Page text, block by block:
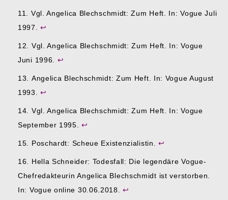
Vgl. Angelica Blechschmidt: Zum Heft. In: Vogue Juli
1997.↩︎
Vgl. Angelica Blechschmidt: Zum Heft. In: Vogue
Juni 1996. ↩︎
Angelica Blechschmidt: Zum Heft. In: Vogue August
1993.↩︎
Vgl. Angelica Blechschmidt: Zum Heft. In: Vogue
September 1995.↩︎
Poschardt: Scheue Existenzialistin.↩︎
Hella Schneider: Todesfall: Die legendäre Vogue-
Chefredakteurin Angelica Blechschmidt ist verstorben.
In: Vogue online 30.06.2018.↩︎